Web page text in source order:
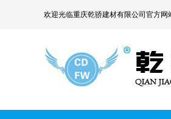
欢迎光临重庆乾骄建材有限公司 官方网